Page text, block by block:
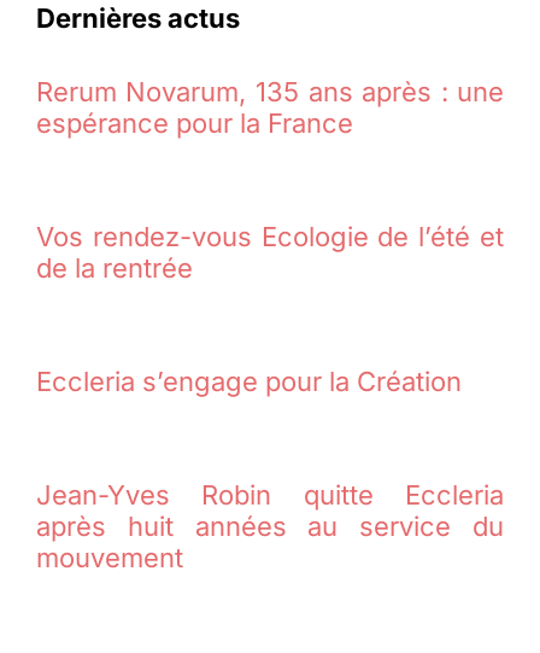
Dernières actus
Rerum Novarum, 135 ans après : une
espérance pour la France
Vos rendez-vous Ecologie de l’été et
de la rentrée
Eccleria s’engage pour la Création
Jean-Yves Robin quitte Eccleria
après huit années au service du
mouvement